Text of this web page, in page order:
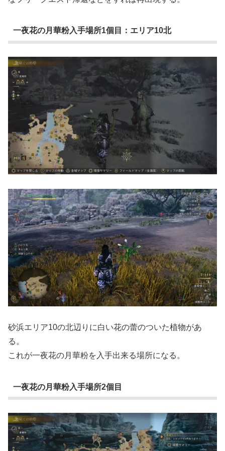
一夜花の月華粉入手場所1個目：エリア10北
砂浜エリア10の北辺りに白い花の蕾のついた植物があ
る。
これが一夜花の月華粉を入手出来る場所になる。
一夜花の月華粉入手場所2個目